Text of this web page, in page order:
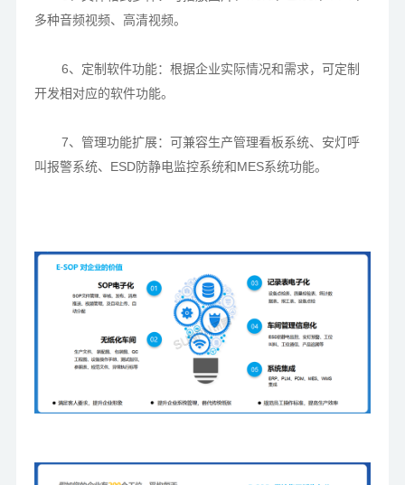
多种音频视频、高清视频。
6、定制软件功能：根据企业实际情况和需求，可定制
开发相对应的软件功能。
7、管理功能扩展：可兼容生产管理看板系统、安灯呼
叫报警系统、ESD防静电监控系统和MES系统功能。